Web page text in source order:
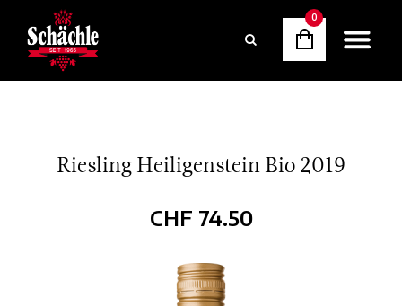
0
Riesling Heiligenstein Bio 2019
CHF 74.50